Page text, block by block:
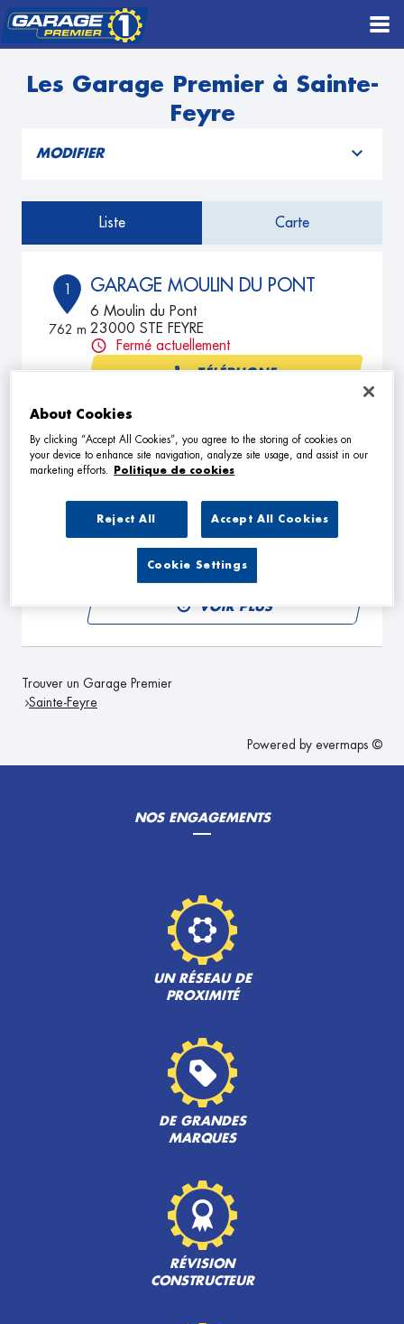
Les Garage Premier à Sainte-
Feyre
MODIFIER
Liste Carte
1
762 m
GARAGE MOULIN DU PONT
6 Moulin du Pont
23000 STE FEYRE
Fermé actuellement
TÉLÉPHONE
23250 SARDENT
TÉLÉPHONE
VOIR PLUS
Trouver un Garage Premier
Sainte-Feyre
Powered by evermaps ©
NOS ENGAGEMENTS
UN RÉSEAU DE
PROXIMITÉ
DE GRANDES
MARQUES
RÉVISION
CONSTRUCTEUR
About Cookies
By clicking “Accept All Cookies”, you agree to the storing of cookies on
your device to enhance site navigation, analyze site usage, and assist in our
marketing efforts.
Politique de cookies
Reject All Accept All Cookies
Cookie Settings